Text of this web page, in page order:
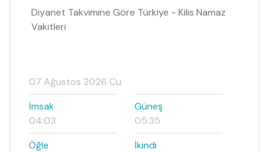
Diyanet Takvimine Göre Türkiye - Kilis Namaz
Vakitleri
07 Ağustos 2026 Cu
İmsak
04:03
Güneş
05:35
Öğle
İkindi